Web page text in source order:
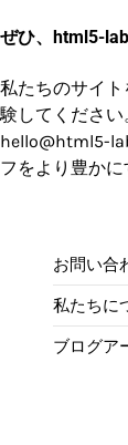
ぜひ、html5-
私たちのサイ
験してくださ
hello@html5-
フをより豊か
お問い合
私たちに
ブログア